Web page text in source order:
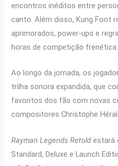
encontros inéditos entre
canto. Além disso, Kung Foot
aprimorados, power-ups e
horas de competição frenética.
Ao longo da jornada, os
trilha sonora expandida, que
favoritos dos fãs com novas
compositores Christophe
Rayman Legends Retold estará
Standard, Deluxe e Launch